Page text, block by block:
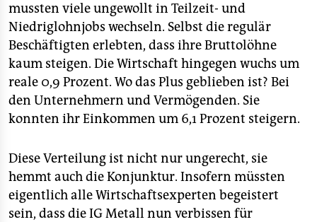
mussten viele ungewollt in Teilzeit- und
Niedriglohnjobs wechseln. Selbst die regulär
Beschäftigten erlebten, dass ihre Bruttolöhne
kaum steigen. Die Wirtschaft hingegen wuchs um
reale 0,9 Prozent. Wo das Plus geblieben ist? Bei
den Unternehmern und Vermögenden. Sie
konnten ihr Einkommen um 6,1 Prozent steigern.
Diese Verteilung ist nicht nur ungerecht, sie
hemmt auch die Konjunktur. Insofern müssten
eigentlich alle Wirtschaftsexperten begeistert
sein, dass die IG Metall nun verbissen für